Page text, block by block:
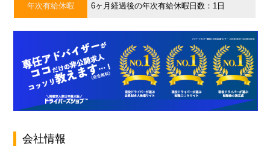
年次有給休暇 6ヶ月経過後の年次有給休暇日数：1日
会社情報